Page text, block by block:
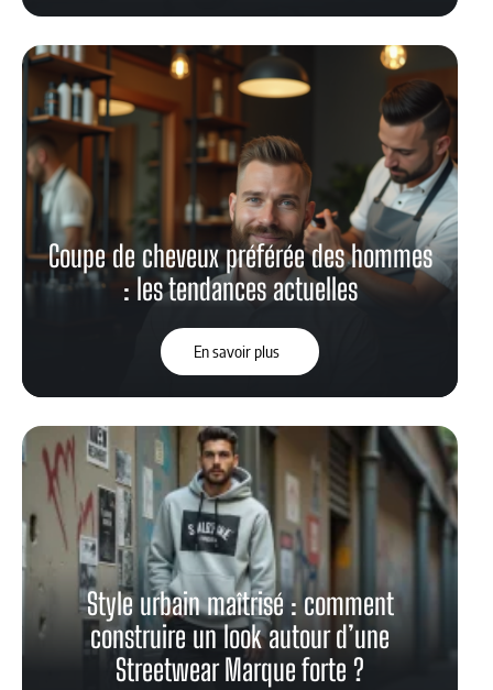
Coupe de cheveux préférée des hommes
: les tendances actuelles
En savoir plus
Style urbain maîtrisé : comment
construire un look autour d’une
Streetwear Marque forte ?